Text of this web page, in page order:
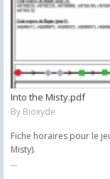
Into the Misty.pdf
By Bioxyde
Fiche horaires pour le
Misty).
...